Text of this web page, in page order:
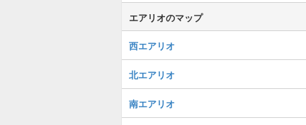
エアリオのマップ
西エアリオ
北エアリオ
南エアリオ